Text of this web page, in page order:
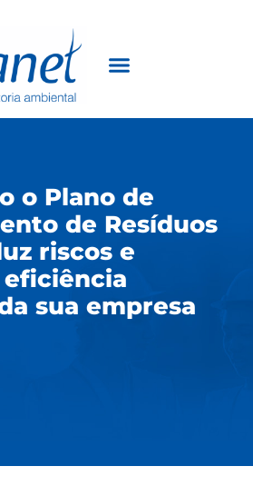
o Plano de
de Resíduos
riscos e
sua empresa